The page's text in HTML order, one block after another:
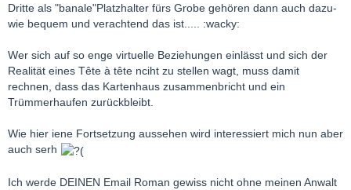
Dritte als "banale"Platzhalter fürs Grobe gehören dann auch dazu-
wie bequem und verachtend das ist..... :wacky:
Wer sich auf so enge virtuelle Beziehungen einlässt und sich der
Realität eines Tête à tête nciht zu stellen wagt, muss damit
rechnen, dass das Kartenhaus zusammenbricht und ein
Trümmerhaufen zurückbleibt.
Wie hier iene Fortsetzung aussehen wird interessiert mich nun aber
auch serh
Ich werde DEINEN Email Roman gewiss nicht ohne meinen Anwalt